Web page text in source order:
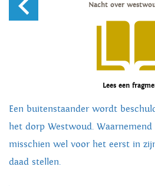
Lees een
Een buitenstaander wordt
het dorp Westwoud.
misschien wel voor het eerst in
daad stellen.